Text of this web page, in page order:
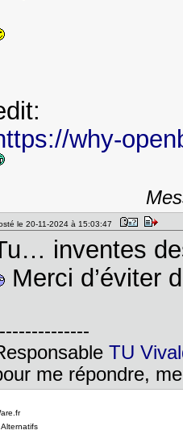
why-
le 20-11-2024 à 15:03:47
inventes
Merci d’éviter
TU
me répondre,